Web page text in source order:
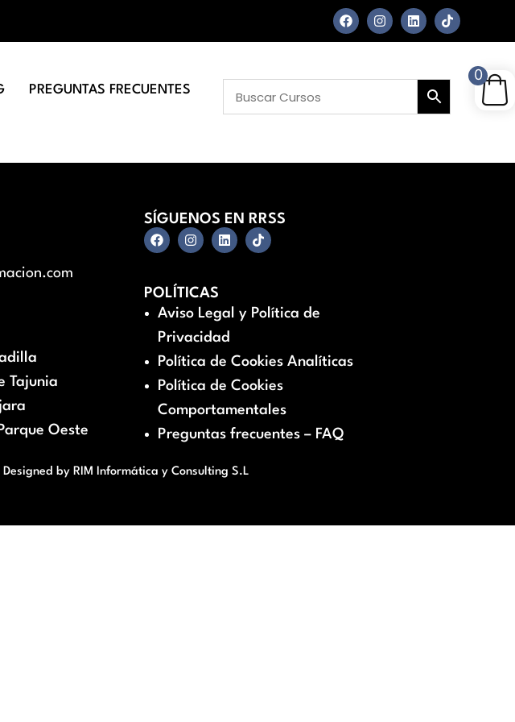
PREGUNTAS FRECUENTES
Tajunia
Oeste
SÍGUENOS EN RRSS
POLÍTICAS
Aviso Legal y Política de
Privacidad
Política de Cookies Analíticas
Política de Cookies
Comportamentales
Preguntas frecuentes – FAQ
by RIM Informática y Consulting S.L
0